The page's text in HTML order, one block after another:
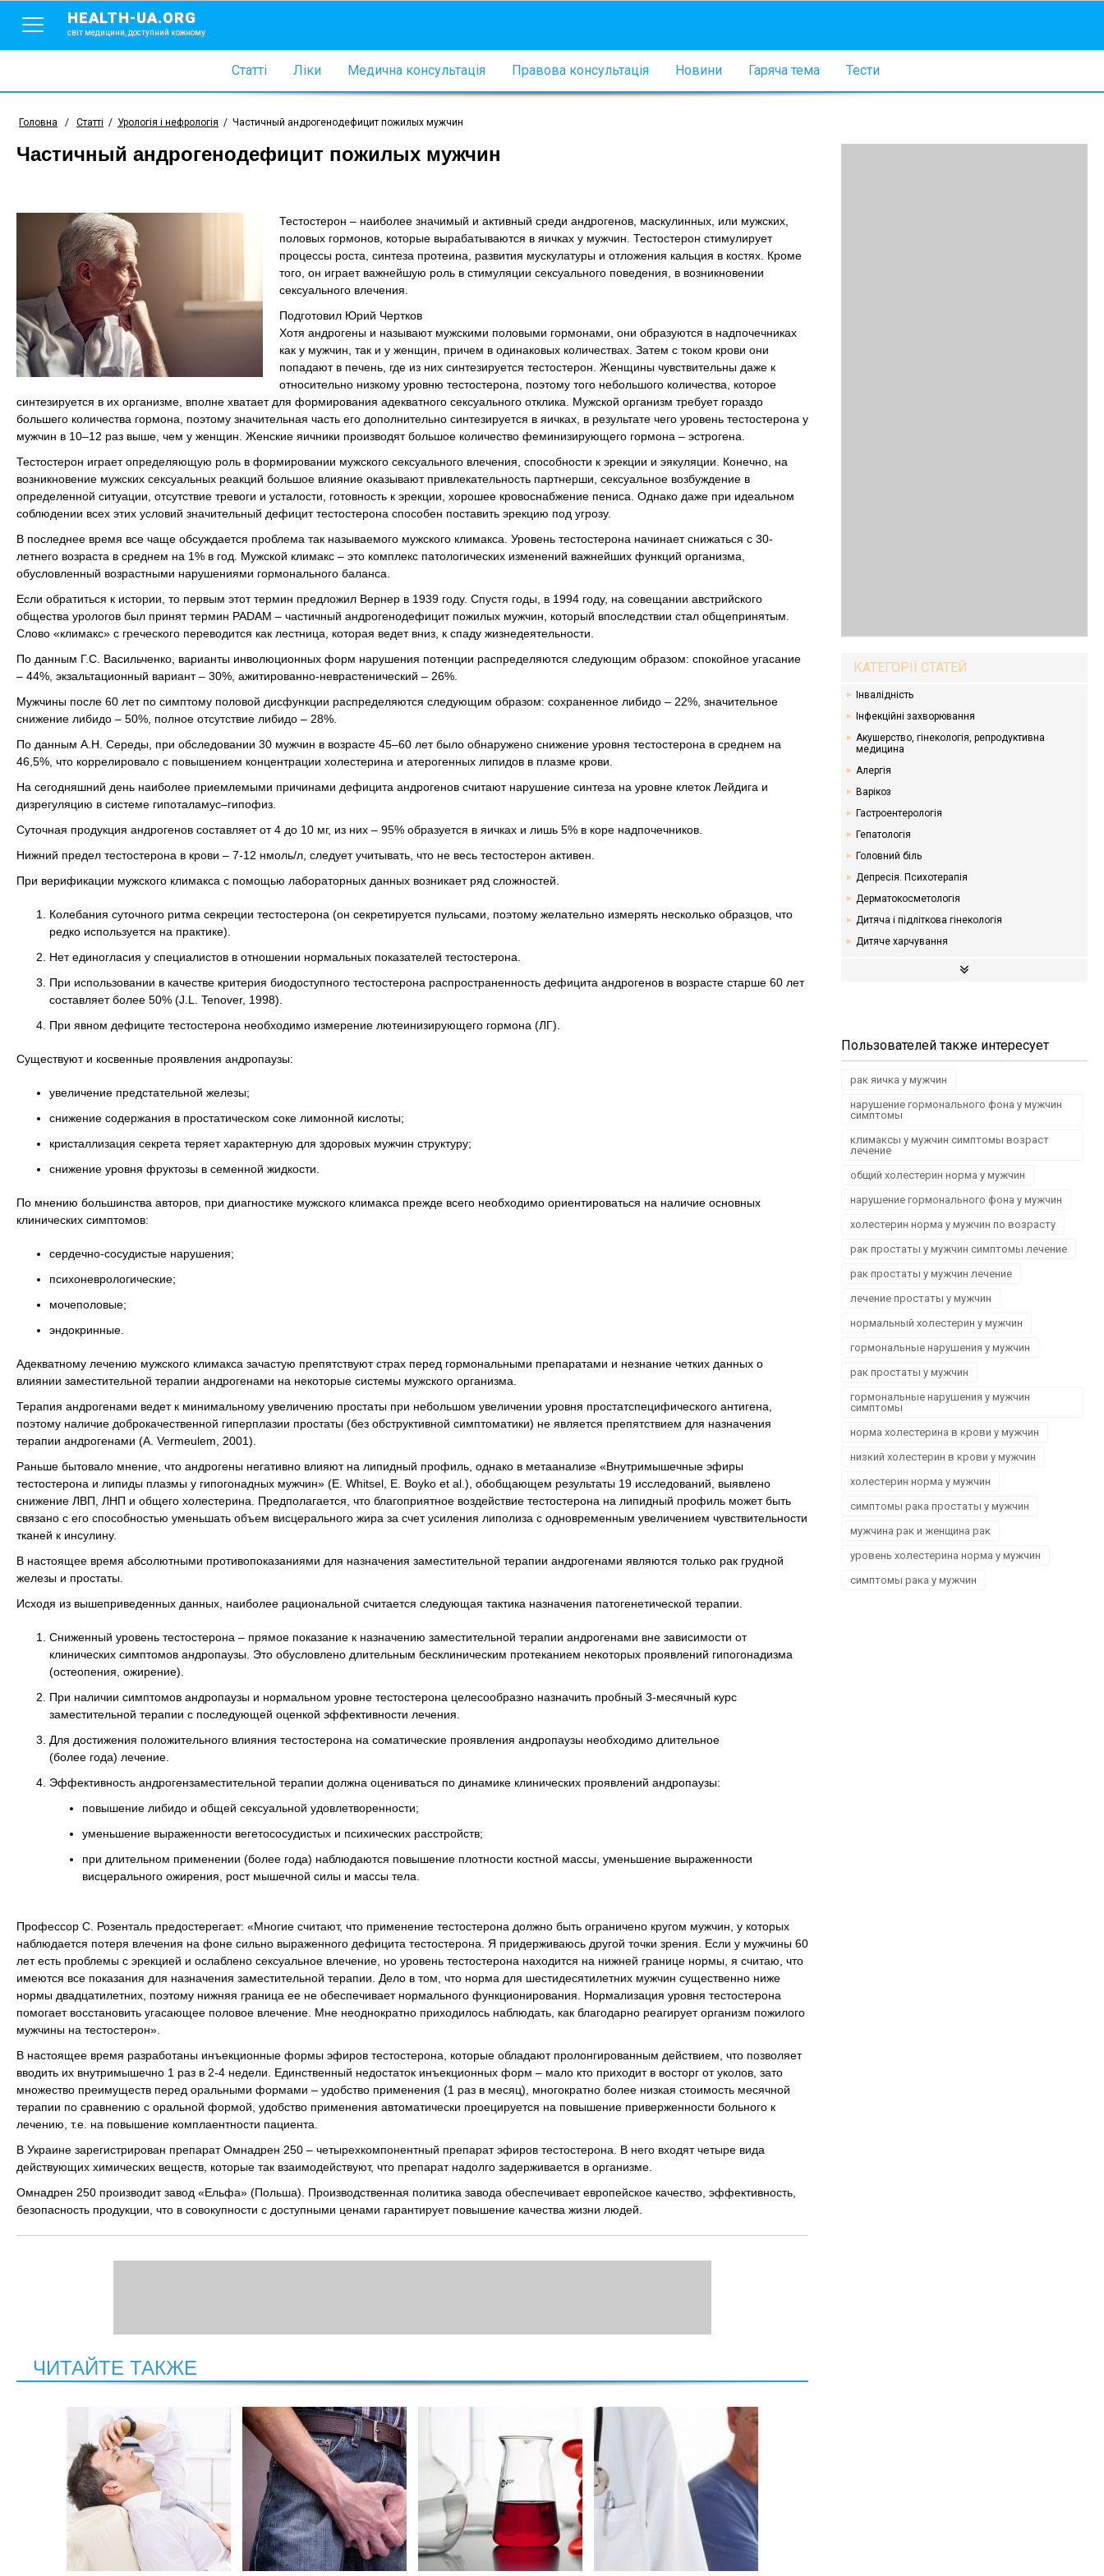
HEALTH-UA.ORG
світ медицини, доступний кожному
Статті Ліки Медична консультація Правова консультація Новини Гаряча тема Тести
Головна / Статті / Урологія і нефрологія / Частичный андрогенодефицит пожилых мужчин
Частичный андрогенодефицит пожилых мужчин
Тестостерон – наиболее значимый и активный среди андрогенов, маскулинных, или мужских,
половых гормонов, которые вырабатываются в яичках у мужчин. Тестостерон стимулирует
процессы роста, синтеза протеина, развития мускулатуры и отложения кальция в костях. Кроме
того, он играет важнейшую роль в стимуляции сексуального поведения, в возникновении
сексуального влечения.
Подготовил Юрий Чертков
Хотя андрогены и называют мужскими половыми гормонами, они образуются в надпочечниках
как у мужчин, так и у женщин, причем в одинаковых количествах. Затем с током крови они
попадают в печень, где из них синтезируется тестостерон. Женщины чувствительны даже к
относительно низкому уровню тестостерона, поэтому того небольшого количества, которое
синтезируется в их организме, вполне хватает для формирования адекватного сексуального отклика. Мужской организм требует гораздо
большего количества гормона, поэтому значительная часть его дополнительно синтезируется в яичках, в результате чего уровень тестостерона у
мужчин в 10–12 раз выше, чем у женщин. Женские яичники производят большое количество феминизирующего гормона – эстрогена.
Тестостерон играет определяющую роль в формировании мужского сексуального влечения, способности к эрекции и эякуляции. Конечно, на
возникновение мужских сексуальных реакций большое влияние оказывают привлекательность партнерши, сексуальное возбуждение в
определенной ситуации, отсутствие тревоги и усталости, готовность к эрекции, хорошее кровоснабжение пениса. Однако даже при идеальном
соблюдении всех этих условий значительный дефицит тестостерона способен поставить эрекцию под угрозу.
В последнее время все чаще обсуждается проблема так называемого мужского климакса. Уровень тестостерона начинает снижаться с 30-
летнего возраста в среднем на 1% в год. Мужской климакс – это комплекс патологических изменений важнейших функций организма,
обусловленный возрастными нарушениями гормонального баланса.
Если обратиться к истории, то первым этот термин предложил Вернер в 1939 году. Спустя годы, в 1994 году, на совещании австрийского
общества урологов был принят термин РАDAM – частичный андрогенодефицит пожилых мужчин, который впоследствии стал общепринятым.
Слово «климакс» с греческого переводится как лестница, которая ведет вниз, к спаду жизнедеятельности.
По данным Г.С. Васильченко, варианты инволюционных форм нарушения потенции распределяются следующим образом: спокойное угасание
– 44%, экзальтационный вариант – 30%, ажитированно-неврастенический – 26%.
Мужчины после 60 лет по симптому половой дисфункции распределяются следующим образом: сохраненное либидо – 22%, значительное
снижение либидо – 50%, полное отсутствие либидо – 28%.
По данным А.Н. Середы, при обследовании 30 мужчин в возрасте 45–60 лет было обнаружено снижение уровня тестостерона в среднем на
46,5%, что коррелировало с повышением концентрации холестерина и атерогенных липидов в плазме крови.
На сегодняшний день наиболее приемлемыми причинами дефицита андрогенов считают нарушение синтеза на уровне клеток Лейдига и
дизрегуляцию в системе гипоталамус–гипофиз.
Суточная продукция андрогенов составляет от 4 до 10 мг, из них – 95% образуется в яичках и лишь 5% в коре надпочечников.
Нижний предел тестостерона в крови – 7-12 нмоль/л, следует учитывать, что не весь тестостерон активен.
При верификации мужского климакса с помощью лабораторных данных возникает ряд сложностей.
Колебания суточного ритма секреции тестостерона (он секретируется пульсами, поэтому желательно измерять несколько образцов, что
редко используется на практике).
Нет единогласия у специалистов в отношении нормальных показателей тестостерона.
При использовании в качестве критерия биодоступного тестостерона распространенность дефицита андрогенов в возрасте старше 60 лет
составляет более 50% (J.L. Tenover, 1998).
При явном дефиците тестостерона необходимо измерение лютеинизирующего гормона (ЛГ).
Существуют и косвенные проявления андропаузы:
увеличение предстательной железы;
снижение содержания в простатическом соке лимонной кислоты;
кристаллизация секрета теряет характерную для здоровых мужчин структуру;
снижение уровня фруктозы в семенной жидкости.
По мнению большинства авторов, при диагностике мужского климакса прежде всего необходимо ориентироваться на наличие основных
клинических симптомов:
сердечно-сосудистые нарушения;
психоневрологические;
мочеполовые;
эндокринные.
Адекватному лечению мужского климакса зачастую препятствуют страх перед гормональными препаратами и незнание четких данных о
влиянии заместительной терапии андрогенами на некоторые системы мужского организма.
Терапия андрогенами ведет к минимальному увеличению простаты при небольшом увеличении уровня простатспецифического антигена,
поэтому наличие доброкачественной гиперплазии простаты (без обструктивной симптоматики) не является препятствием для назначения
терапии андрогенами (A. Vermeulem, 2001).
Раньше бытовало мнение, что андрогены негативно влияют на липидный профиль, однако в метаанализе «Внутримышечные эфиры
тестостерона и липиды плазмы у гипогонадных мужчин» (E. Whitsel, E. Boyko et al.), обобщающем результаты 19 исследований, выявлено
снижение ЛВП, ЛНП и общего холестерина. Предполагается, что благоприятное воздействие тестостерона на липидный профиль может быть
связано с его способностью уменьшать объем висцерального жира за счет усиления липолиза с одновременным увеличением чувствительности
тканей к инсулину.
В настоящее время абсолютными противопоказаниями для назначения заместительной терапии андрогенами являются только рак грудной
железы и простаты.
Исходя из вышеприведенных данных, наиболее рациональной считается следующая тактика назначения патогенетической терапии.
Сниженный уровень тестостерона – прямое показание к назначению заместительной терапии андрогенами вне зависимости от
клинических симптомов андропаузы. Это обусловлено длительным бесклиническим протеканием некоторых проявлений гипогонадизма
(остеопения, ожирение).
При наличии симптомов андропаузы и нормальном уровне тестостерона целесообразно назначить пробный 3-месячный курс
заместительной терапии с последующей оценкой эффективности лечения.
Для достижения положительного влияния тестостерона на соматические проявления андропаузы необходимо длительное
(более года) лечение.
Эффективность андрогензаместительной терапии должна оцениваться по динамике клинических проявлений андропаузы:
повышение либидо и общей сексуальной удовлетворенности;
уменьшение выраженности вегетососудистых и психических расстройств;
при длительном применении (более года) наблюдаются повышение плотности костной массы, уменьшение выраженности
висцерального ожирения, рост мышечной силы и массы тела.
Профессор С. Розенталь предостерегает: «Многие считают, что применение тестостерона должно быть ограничено кругом мужчин, у которых
наблюдается потеря влечения на фоне сильно выраженного дефицита тестостерона. Я придерживаюсь другой точки зрения. Если у мужчины 60
лет есть проблемы с эрекцией и ослаблено сексуальное влечение, но уровень тестостерона находится на нижней границе нормы, я считаю, что
имеются все показания для назначения заместительной терапии. Дело в том, что норма для шестидесятилетних мужчин существенно ниже
нормы двадцатилетних, поэтому нижняя граница ее не обеспечивает нормального функционирования. Нормализация уровня тестостерона
помогает восстановить угасающее половое влечение. Мне неоднократно приходилось наблюдать, как благодарно реагирует организм пожилого
мужчины на тестостерон».
В настоящее время разработаны инъекционные формы эфиров тестостерона, которые обладают пролонгированным действием, что позволяет
вводить их внутримышечно 1 раз в 2-4 недели. Единственный недостаток инъекционных форм – мало кто приходит в восторг от уколов, зато
множество преимуществ перед оральными формами – удобство применения (1 раз в месяц), многократно более низкая стоимость месячной
терапии по сравнению с оральной формой, удобство применения автоматически проецируется на повышение приверженности больного к
лечению, т.е. на повышение комплаентности пациента.
В Украине зарегистрирован препарат Омнадрен 250 – четырехкомпонентный препарат эфиров тестостерона. В него входят четыре вида
действующих химических веществ, которые так взаимодействуют, что препарат надолго задерживается в организме.
Омнадрен 250 производит завод «Ельфа» (Польша). Производственная политика завода обеспечивает европейское качество, эффективность,
безопасность продукции, что в совокупности с доступными ценами гарантирует повышение качества жизни людей.
ЧИТАЙТЕ ТАКЖЕ
КАТЕГОРІЇ СТАТЕЙ
Інвалідність
Інфекційні захворювання
Акушерство, гінекологія, репродуктивна
медицина
Алергія
Варікоз
Гастроентерологія
Гепатологія
Головний біль
Депресія. Психотерапія
Дерматокосметологія
Дитяча і підліткова гінекологія
Дитяче харчування
Ендокринологія. Цукровий діабет
Неврологія
Офтальмологія
Пульмонологія, фтизіатрія
Стоматологія. Захворювання порожнини рота
Травматологія і ортопедія
Пользователей также интересует
рак яичка у мужчин
нарушение гормонального фона у мужчин
симптомы
климаксы у мужчин симптомы возраст
лечение
общий холестерин норма у мужчин
нарушение гормонального фона у мужчин
холестерин норма у мужчин по возрасту
рак простаты у мужчин симптомы лечение
рак простаты у мужчин лечение
лечение простаты у мужчин
нормальный холестерин у мужчин
гормональные нарушения у мужчин
рак простаты у мужчин
гормональные нарушения у мужчин
симптомы
норма холестерина в крови у мужчин
низкий холестерин в крови у мужчин
холестерин норма у мужчин
симптомы рака простаты у мужчин
мужчина рак и женщина рак
уровень холестерина норма у мужчин
симптомы рака у мужчин